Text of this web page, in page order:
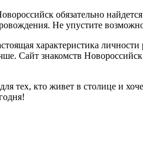
обязательно
Не упустите
характеристика
Сайт знакомств
тех, кто живет в столице и